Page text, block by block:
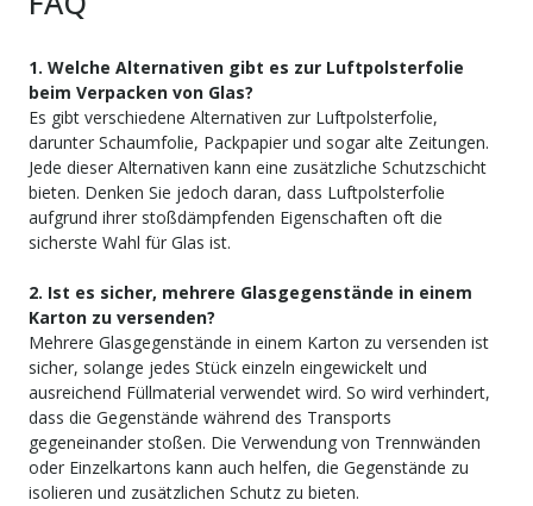
1. Welche Alternativen gibt es zur Luftpolsterfolie
beim Verpacken von Glas?
Es gibt verschiedene Alternativen zur Luftpolsterfolie,
darunter Schaumfolie, Packpapier und sogar alte Zeitungen.
Jede dieser Alternativen kann eine zusätzliche Schutzschicht
bieten. Denken Sie jedoch daran, dass Luftpolsterfolie
aufgrund ihrer stoßdämpfenden Eigenschaften oft die
sicherste Wahl für Glas ist.
2. Ist es sicher, mehrere Glasgegenstände in einem
Karton zu versenden?
Mehrere Glasgegenstände in einem Karton zu versenden ist
sicher, solange jedes Stück einzeln eingewickelt und
ausreichend Füllmaterial verwendet wird. So wird verhindert,
dass die Gegenstände während des Transports
gegeneinander stoßen. Die Verwendung von Trennwänden
oder Einzelkartons kann auch helfen, die Gegenstände zu
isolieren und zusätzlichen Schutz zu bieten.